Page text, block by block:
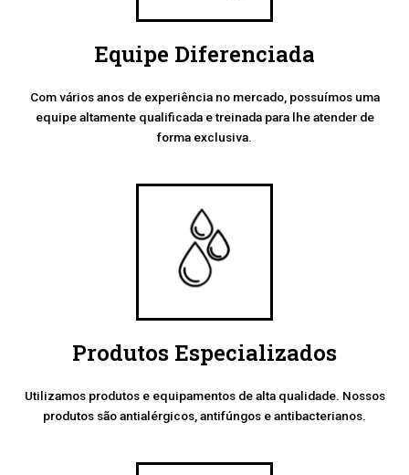
Equipe Diferenciada
Com vários anos de experiência no mercado, possuímos uma
equipe altamente qualificada e treinada para lhe atender de
forma exclusiva.
Produtos Especializados
Utilizamos produtos e equipamentos de alta qualidade. Nossos
produtos são antialérgicos, antifúngos e antibacterianos.